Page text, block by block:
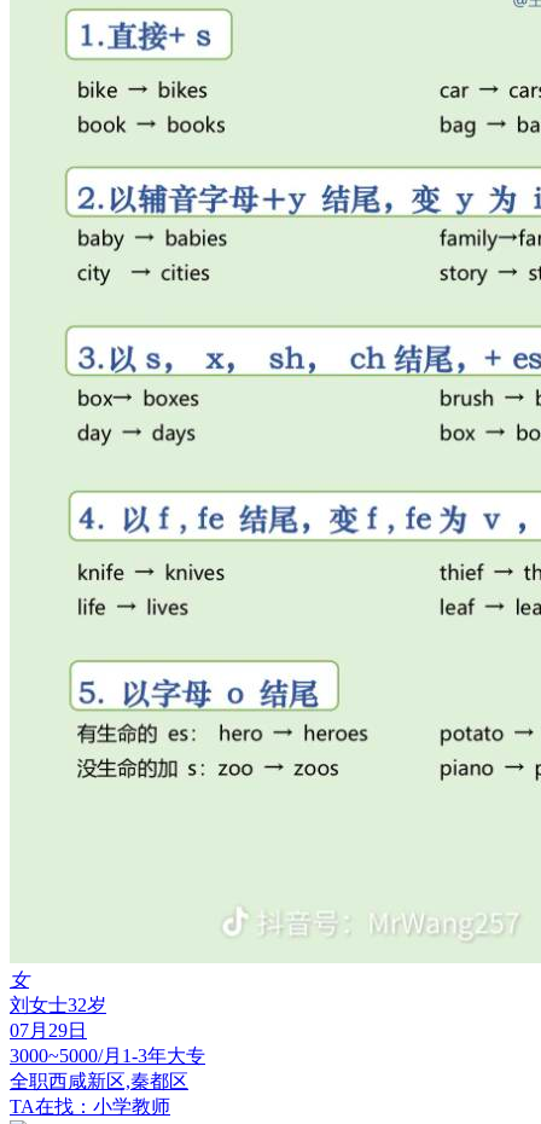
女
刘女士32岁
07月29日
3000~5000/月 1-3年大专
全职西咸新区,秦都区
TA在找：小学教师